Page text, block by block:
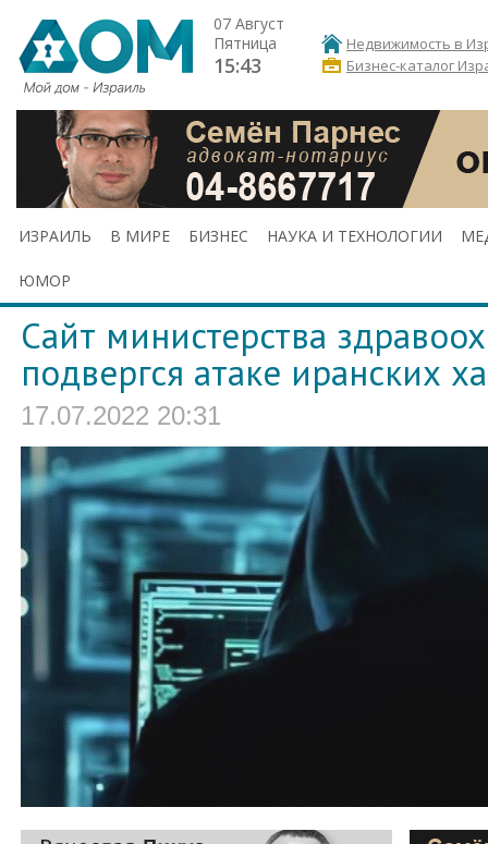
07 Август
Пятница
15:43
Недвижимость в
Бизнес-каталог
ИЗРАИЛЬ В МИРЕ БИЗНЕС НАУКА И ТЕХНОЛОГИИ
ЮМОР
Сайт министерства
подвергся атаке иранских
17.07.2022 20:31